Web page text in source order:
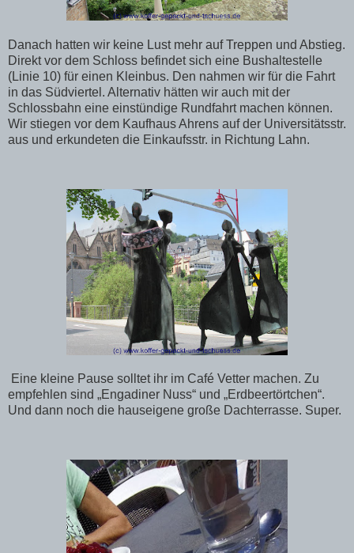
Danach hatten wir keine Lust mehr auf Treppen und Abstieg.
Direkt vor dem Schloss befindet sich eine Bushaltestelle
(Linie 10) für einen Kleinbus. Den nahmen wir für die Fahrt
in das Südviertel. Alternativ hätten wir auch mit der
Schlossbahn eine einstündige Rundfahrt machen können.
Wir stiegen vor dem Kaufhaus Ahrens auf der Universitätsstr.
aus und erkundeten die Einkaufsstr. in Richtung Lahn.
Eine kleine Pause solltet ihr im Café Vetter machen. Zu
empfehlen sind „Engadiner Nuss“ und „Erdbeertörtchen“.
Und dann noch die hauseigene große Dachterrasse. Super.